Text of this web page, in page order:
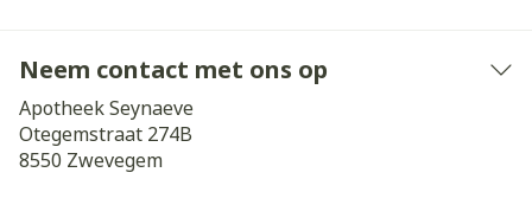
Neem contact met ons op
Apotheek Seynaeve
Otegemstraat 274B
8550 Zwevegem